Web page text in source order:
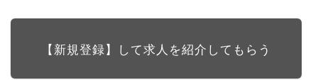
【新規登録】して求人を紹介してもらう